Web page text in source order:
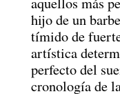
hijo de un
tímido de
artística
perfecto del
cronología de